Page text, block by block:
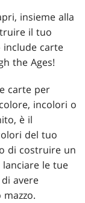
insieme alla
il tuo
include carte
the Ages!
carte per
incolori o
è il
del tuo
di costruire un
le tue
avere